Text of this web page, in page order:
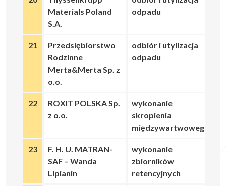
Materials Poland
S.A.
odpadu
21
Przedsiębiorstwo
Rodzinne
Merta&Merta Sp. z
o.o.
odbiór i utylizacja
odpadu
22
ROXIT POLSKA Sp.
z o.o.
wykonanie
skropienia
międzywartwowego
23
F. H. U. MATRAN-
SAF – Wanda
Lipianin
wykonanie
zbiorników
retencyjnych